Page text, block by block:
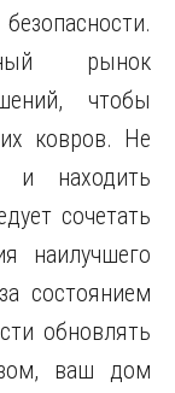
рынок
чтобы
ковров. Не
и находить
сочетать
наилучшего
состоянием
обновлять
ваш дом